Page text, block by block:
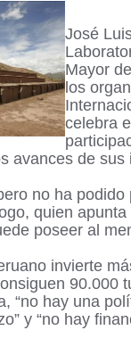
José
Mayor
los
celebra
avances de
no ha
quien
poseer al
invierte
90.000
“no hay una
y “no hay